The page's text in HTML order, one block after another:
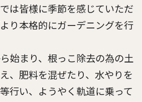
は皆様に季節を感じていただ
り本格的にガーデニングを行
始まり、根っこ除去の為の土
、肥料を混ぜたり、水やりを
行い、ようやく軌道に乗って